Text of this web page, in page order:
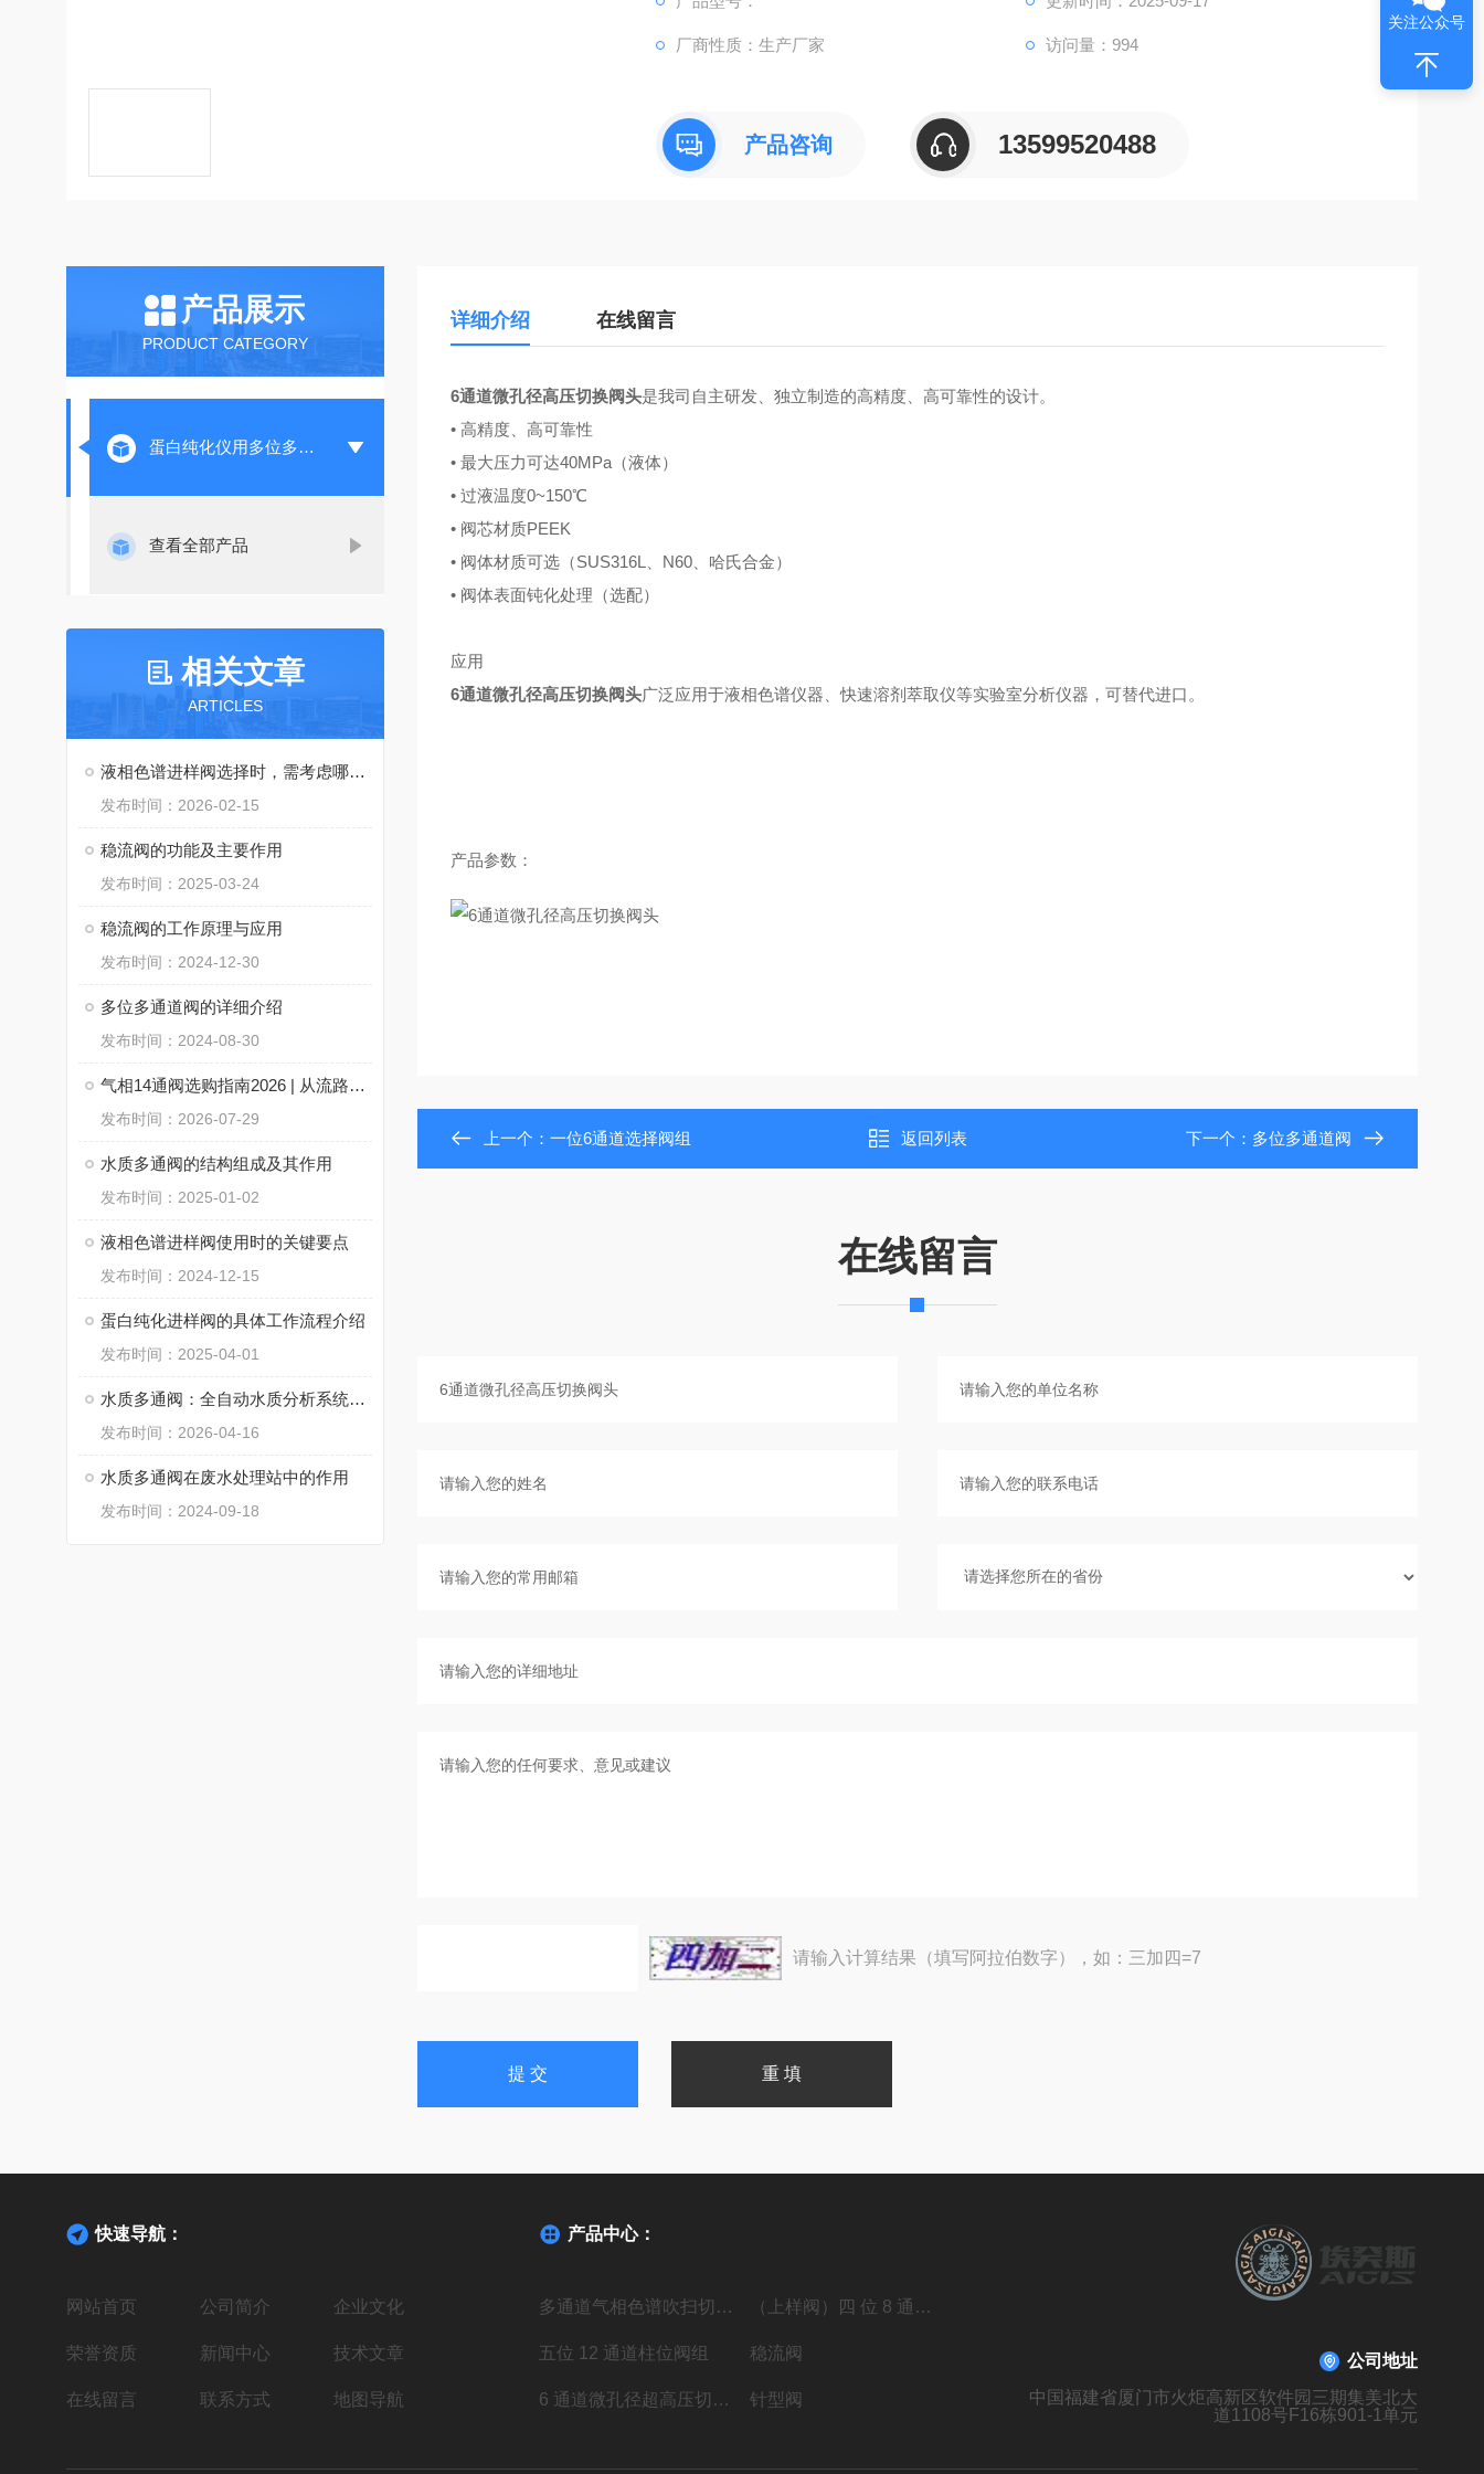
厂商性质：生产厂家 访问量：994
产品咨询 13599520488
产品展示
PRODUCT CATEGORY
蛋白纯化仪用多位多通进样阀
查看全部产品
相关文章
ARTICLES
液相色谱进样阀选择时，需考虑哪些事项？
发布时间：2026-02-15
稳流阀的功能及主要作用
发布时间：2025-03-24
稳流阀的工作原理与应用
发布时间：2024-12-30
多位多通道阀的详细介绍
发布时间：2024-08-30
气相14通阀选购指南2026 | 从流路设计到密封技术一次讲透
发布时间：2026-07-29
水质多通阀的结构组成及其作用
发布时间：2025-01-02
液相色谱进样阀使用时的关键要点
发布时间：2024-12-15
蛋白纯化进样阀的具体工作流程介绍
发布时间：2025-04-01
水质多通阀：全自动水质分析系统的流路控制核心
发布时间：2026-04-16
水质多通阀在废水处理站中的作用
发布时间：2024-09-18
详细介绍 在线留言
6通道微孔径高压切换阀头是我司自主研发、独立制造的高精度、高可靠性的设计。
• 高精度、高可靠性
• 最大压力可达40MPa（液体）
• 过液温度0~150℃
• 阀芯材质PEEK
• 阀体材质可选（SUS316L、N60、哈氏合金）
• 阀体表面钝化处理（选配）
应用
6通道微孔径高压切换阀头广泛应用于液相色谱仪器、快速溶剂萃取仪等实验室分析仪器，可替代进口。
产品参数：
上一个： 一位6通道选择阀组 返回列表 下一个： 多位多通道阀
在线留言
请输入计算结果（填写阿拉伯数字），如：三加四=7
快速导航：
网站首页 公司简介 企业文化
荣誉资质 新闻中心 技术文章
在线留言 联系方式 地图导航
产品中心：
多通道气相色谱吹扫切换阀 （上样阀）四 位 8 通高压进样阀组
五位 12 通道柱位阀组 稳流阀
6 通道微孔径超高压切换阀组 针型阀
公司地址
中国福建省厦门市火炬高新区软件园三期集美北大
道1108号F16栋901-1单元
关注公众号